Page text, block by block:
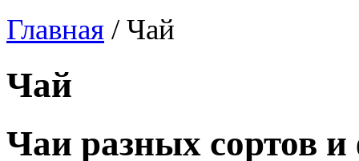
Главная /Чай
Чай
Чаи разных сортов и